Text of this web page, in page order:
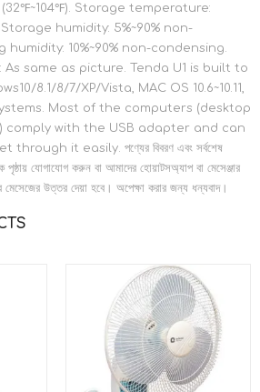
Storage temperature:
humidity: 5%~90% non-
10%~90% non-condensing.
As same as picture. Tenda U1 is built to
8.1/8/7/XP/Vista, MAC OS 10.6~10.11,
Most of the computers (desktop
with the USB adapter and can
it easily. পণ্যের বিবরণ এবং সর্বশেষ
পৃষ্ঠায় যোগাযোগ করুন বা আমাদের হোয়াটসঅ্যাপ বা মেসেঞ্জার
উত্তর দেয়া হবে। অপেক্ষা করার জন্য ধন্যবাদ।